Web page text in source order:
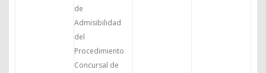
de
Admisibilidad
del
Procedimiento
Concursal de